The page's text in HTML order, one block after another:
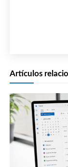
Artículos